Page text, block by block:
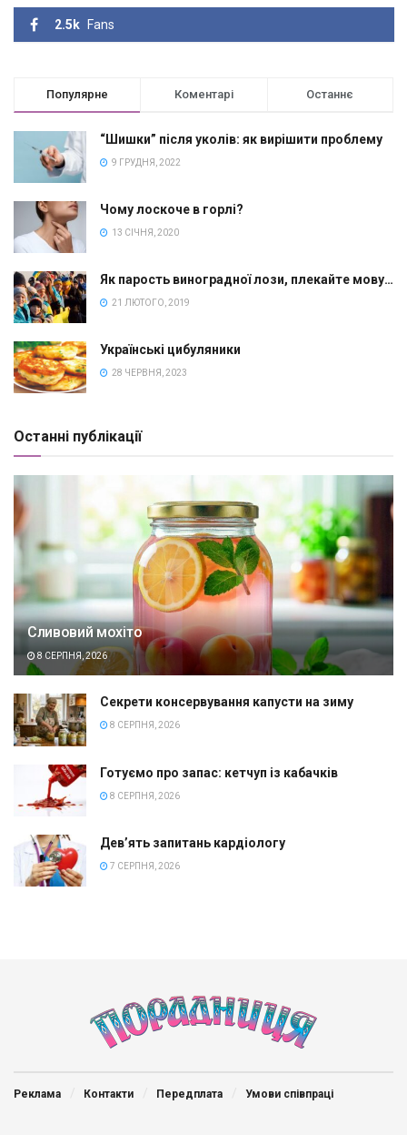
2.5k Fans
Популярне Коментарі Останнє
“Шишки” після уколів: як вирішити проблему
9 ГРУДНЯ, 2022
Чому лоскоче в горлі?
13 СІЧНЯ, 2020
Як парость виноградної лози, плекайте мову…
21 ЛЮТОГО, 2019
Українські цибуляники
28 ЧЕРВНЯ, 2023
Останні публікації
Сливовий мохіто
8 СЕРПНЯ, 2026
Секрети консервування капусти на зиму
8 СЕРПНЯ, 2026
Готуємо про запас: кетчуп із кабачків
8 СЕРПНЯ, 2026
Дев’ять запитань кардіологу
7 СЕРПНЯ, 2026
Реклама Контакти Передплата Умови співпраці